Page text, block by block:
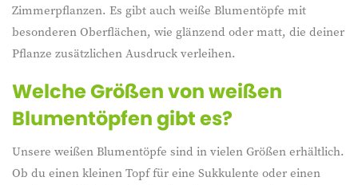
Zimmerpflanzen. Es gibt auch weiße Blumentöpfe mit
besonderen Oberflächen, wie glänzend oder matt, die deiner
Pflanze zusätzlichen Ausdruck verleihen.
Welche Größen von weißen
Blumentöpfen gibt es?
Unsere weißen Blumentöpfe sind in vielen Größen erhältlich.
Ob du einen kleinen Topf für eine Sukkulente oder einen